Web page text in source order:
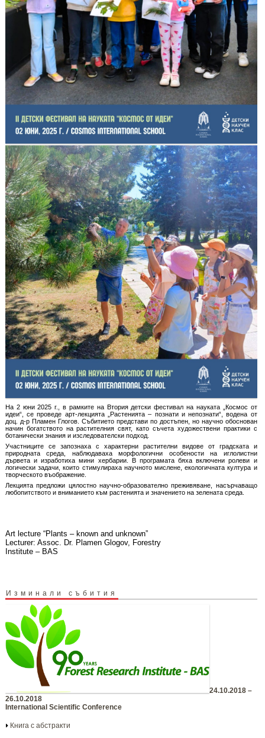
На 2 юни 2025 г., в рамките на Втория детски фестивал на науката „Космос от
идеи“, се проведе арт-лекцията „Растенията – познати и непознати“, водена от
доц. д-р Пламен Глогов. Събитието представи по достъпен, но научно обоснован
начин богатството на растителния свят, като съчета художествени практики с
ботанически знания и изследователски подход.
Участниците се запознаха с характерни растителни видове от градската и
природната среда, наблюдаваха морфологични особености на иглолистни
дървета и изработиха мини хербарии. В програмата бяха включени ролеви и
логически задачи, които стимулираха научното мислене, екологичната култура и
творческото въображение.
Лекцията предложи цялостно научно-образователно преживяване, насърчаващо
любопитството и вниманието към растенията и значението на зелената среда.
Art lecture “Plants – known and unknown”
Lecturer: Assoc. Dr. Plamen Glogov, Forestry
Institute – BAS
Изминали събития
24.10.2018 –
26.10.2018
International Scientific Conference
Книга с абстракти